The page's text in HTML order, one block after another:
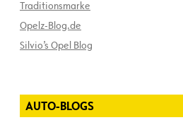
Traditionsmarke
Opelz-Blog.de
Silvio’s Opel Blog
AUTO-BLOGS